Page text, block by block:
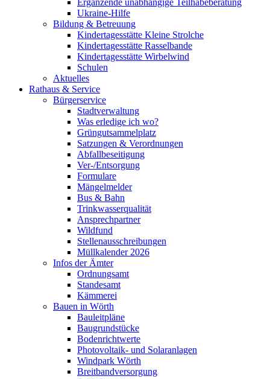
Ergänzende unabhängige Teilhabeberatung
Ukraine-Hilfe
Bildung & Betreuung
Kindertagesstätte Kleine Strolche
Kindertagesstätte Rasselbande
Kindertagesstätte Wirbelwind
Schulen
Aktuelles
Rathaus & Service
Bürgerservice
Stadtverwaltung
Was erledige ich wo?
Grüngutsammelplatz
Satzungen & Verordnungen
Abfallbeseitigung
Ver-/Entsorgung
Formulare
Mängelmelder
Bus & Bahn
Trinkwasserqualität
Ansprechpartner
Wildfund
Stellenausschreibungen
Müllkalender 2026
Infos der Ämter
Ordnungsamt
Standesamt
Kämmerei
Bauen in Wörth
Bauleitpläne
Baugrundstücke
Bodenrichtwerte
Photovoltaik- und Solaranlagen
Windpark Wörth
Breitbandversorgung